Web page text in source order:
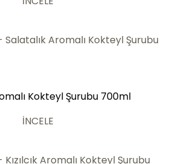
Kokteyl Şurubu 700ml
İNCELE